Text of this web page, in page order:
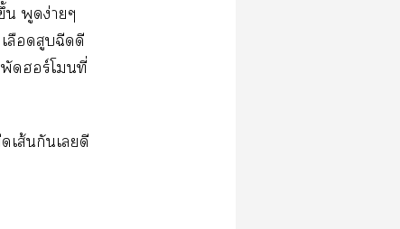
น พูดง่ายๆ
ลือดสูบฉีดดี
พัดฮอร์โมนที่
เส้นกันเดี